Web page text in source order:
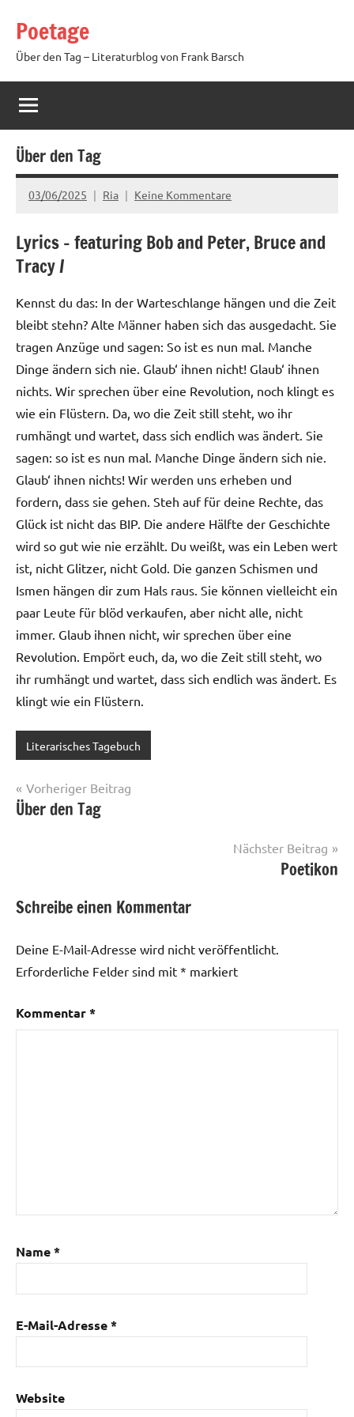
Inhalt
springen
Poetage
Über den Tag – Literaturblog von Frank Barsch
Über den Tag
03/06/2025 Ria Keine Kommentare
Lyrics – featuring Bob and Peter, Bruce and
Tracy /
Kennst du das: In der Warteschlange hängen und die Zeit
bleibt stehn? Alte Männer haben sich das ausgedacht. Sie
tragen Anzüge und sagen: So ist es nun mal. Manche
Dinge ändern sich nie. Glaub‘ ihnen nicht! Glaub‘ ihnen
nichts. Wir sprechen über eine Revolution, noch klingt es
wie ein Flüstern. Da, wo die Zeit still steht, wo ihr
rumhängt und wartet, dass sich endlich was ändert. Sie
sagen: so ist es nun mal. Manche Dinge ändern sich nie.
Glaub‘ ihnen nichts! Wir werden uns erheben und
fordern, dass sie gehen. Steh auf für deine Rechte, das
Glück ist nicht das BIP. Die andere Hälfte der Geschichte
wird so gut wie nie erzählt. Du weißt, was ein Leben wert
ist, nicht Glitzer, nicht Gold. Die ganzen Schismen und
Ismen hängen dir zum Hals raus. Sie können vielleicht ein
paar Leute für blöd verkaufen, aber nicht alle, nicht
immer. Glaub ihnen nicht, wir sprechen über eine
Revolution. Empört euch, da, wo die Zeit still steht, wo
ihr rumhängt und wartet, dass sich endlich was ändert. Es
klingt wie ein Flüstern.
Literarisches Tagebuch
Beitragsnavigation
Vorheriger Beitrag
Über den Tag
Nächster Beitrag
Poetikon
Schreibe einen Kommentar
Deine E-Mail-Adresse wird nicht veröffentlicht.
Erforderliche Felder sind mit * markiert
Kommentar*
Name*
E-Mail-Adresse*
Website